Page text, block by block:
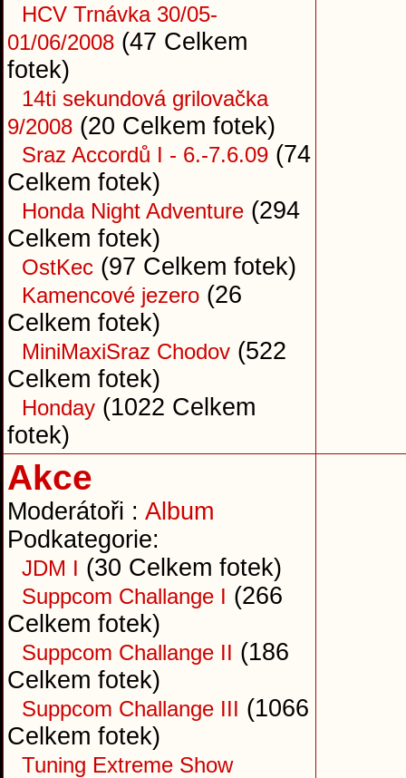
HCV Trnávka 30/05-
01/06/2008 (47 Celkem
fotek)
14ti sekundová grilovačka
9/2008 (20 Celkem fotek)
Sraz Accordů I - 6.-7.6.09 (74
Celkem fotek)
Honda Night Adventure (294
Celkem fotek)
OstKec (97 Celkem fotek)
Kamencové jezero (26
Celkem fotek)
MiniMaxiSraz Chodov (522
Celkem fotek)
Honday (1022 Celkem
fotek)
Akce
Moderátoři : Album
Podkategorie:
JDM I (30 Celkem fotek)
Suppcom Challange I (266
Celkem fotek)
Suppcom Challange II (186
Celkem fotek)
Suppcom Challange III (1066
Celkem fotek)
Tuning Extreme Show